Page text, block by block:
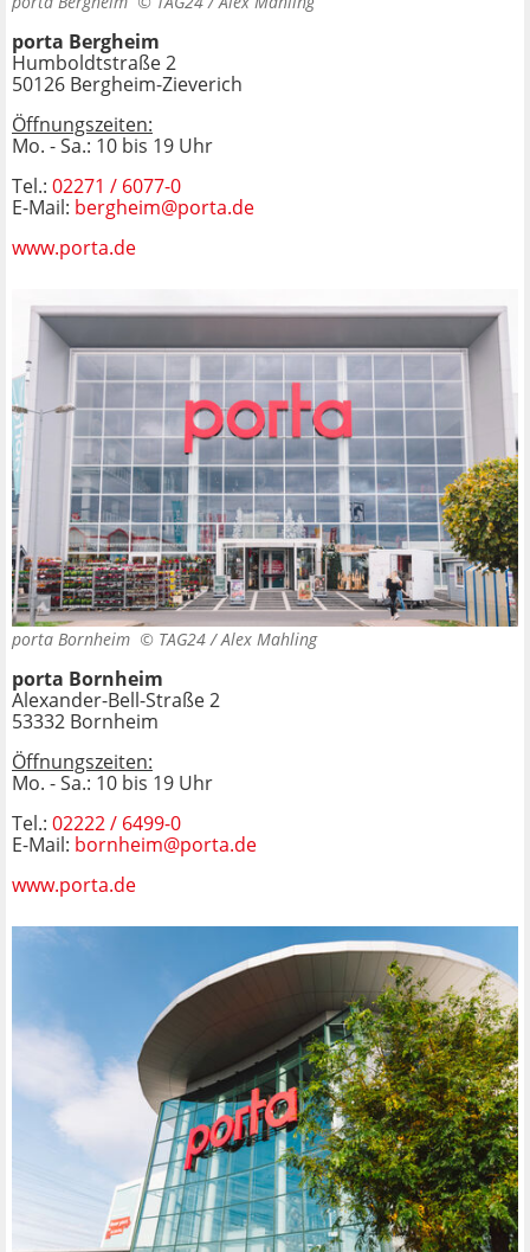
porta Bergheim
Humboldtstraße 2
50126 Bergheim-Zieverich
Öffnungszeiten:
Mo. - Sa.: 10 bis 19 Uhr
Tel.: 02271 / 6077-0
E-Mail: bergheim@porta.de
www.porta.de
porta Bornheim © TAG24 / Alex Mahling
porta Bornheim
Alexander-Bell-Straße 2
53332 Bornheim
Öffnungszeiten:
Mo. - Sa.: 10 bis 19 Uhr
Tel.: 02222 / 6499-0
E-Mail: bornheim@porta.de
www.porta.de